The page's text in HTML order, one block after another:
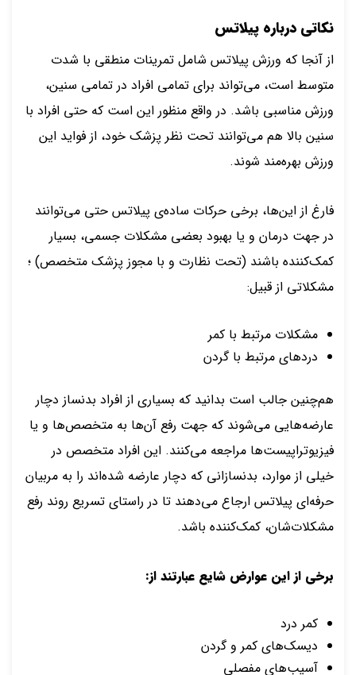
نکاتی درباره پیلاتس
از آنجا که ورزش پیلاتس شامل تمرینات منطقی با شدت
متوسط است، می‌تواند برای تمامی افراد در تمامی سنین،
ورزش مناسبی باشد. در واقع منظور این است که حتی افراد با
سنین بالا هم می‌توانند تحت نظر پزشک خود، از فواید این
ورزش بهره‌مند شوند.
فارغ از این‌ها، برخی حرکات ساده‌ی پیلاتس حتی می‌توانند
در جهت درمان و یا بهبود بعضی مشکلات جسمی، بسیار
کمک‌کننده باشند (تحت نظارت و با مجوز پزشک متخصص) ؛
مشکلاتی از قبیل:
مشکلات مرتبط با کمر
دردهای مرتبط با گردن
هم‌چنین جالب است بدانید که بسیاری از افراد بدنساز دچار
عارضه‌هایی می‌شوند که جهت رفع آن‌ها به متخصص‌ها و یا
فیزیوتراپیست‌ها مراجعه می‌کنند. این افراد متخصص در
خیلی از موارد، بدنسازانی که دچار عارضه شده‌اند را به مربیان
حرفه‌ای پیلاتس ارجاع می‌دهند تا در راستای تسریع روند رفع
مشکلات‌شان، کمک‌کننده باشد.
برخی از این عوارض شایع عبارتند از:
کمر درد
دیسک‌های کمر و گردن
آسیب‌های مفصلی